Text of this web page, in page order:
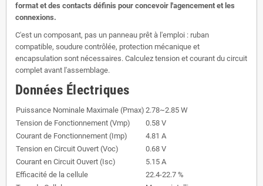
format et des contacts définis pour concevoir l'agencement et les
connexions.
C'est un composant, pas un panneau prêt à l'emploi : ruban
compatible, soudure contrôlée, protection mécanique et
encapsulation sont nécessaires. Calculez tension et courant du circuit
complet avant l'assemblage.
Données Électriques
Puissance Nominale Maximale (Pmax) 2.78~2.85 W
Tension de Fonctionnement (Vmp)
0.58 V
Courant de Fonctionnement (Imp)
4.81 A
Tension en Circuit Ouvert (Voc)
0.68 V
Courant en Circuit Ouvert (Isc)
5.15 A
Efficacité de la cellule
22.4-22.7 %